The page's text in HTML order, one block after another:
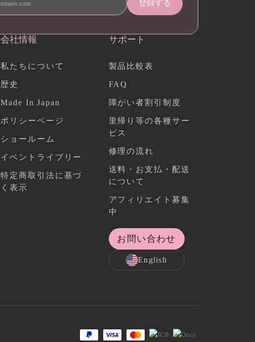
会社情報
私たちについて
歴史
Made In Japan
ポリシーページ
ショールーム
イベントライブリー
特定商取引法に基づ
く表示
サポート
製品比較表
FAQ
障がい者割引制度
里帰り等の各種サー
ビス
修理の流れ
送料・お支払・配送
について
アフィリエイト募集
中
お問い合わせ
English